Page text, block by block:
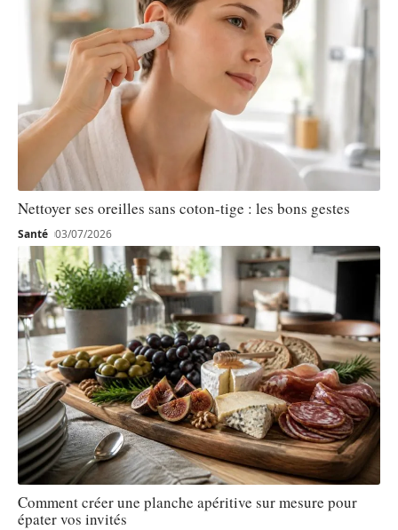
Nettoyer ses oreilles sans coton-tige : les bons gestes
Santé 03/07/2026
Comment créer une planche apéritive sur mesure pour
épater vos invités